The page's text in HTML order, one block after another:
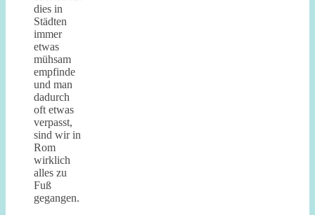
dies in
Städten
immer
etwas
mühsam
empfinde
und man
dadurch
oft etwas
verpasst,
sind wir in
Rom
wirklich
alles zu
Fuß
gegangen.